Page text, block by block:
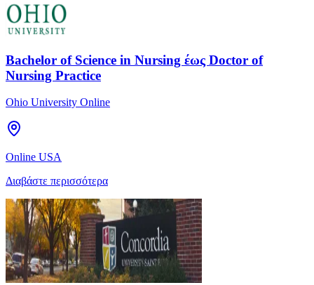
Bachelor of Science in Nursing έως Doctor of
Nursing Practice
Ohio University Online
Online USA
Διαβάστε περισσότερα